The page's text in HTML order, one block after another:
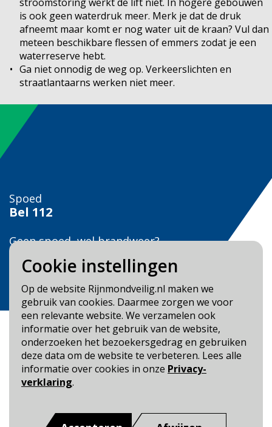
Cookie instellingen
Op de website Rijnmondveilig.nl maken we
gebruik van cookies. Daarmee zorgen we voor
een relevante website. We verzamelen ook
informatie over het gebruik van de website,
onderzoeken het bezoekersgedrag en gebruiken
deze data om de website te verbeteren. Lees alle
informatie over cookies in onze Privacy-
verklaring.
is ook geen waterdruk meer. Merk je dat de druk
afneemt maar komt er nog water uit de kraan? Vul dan
meteen beschikbare flessen of emmers zodat je een
waterreserve hebt.
Ga niet onnodig de weg op. Verkeerslichten en
straatlantaarns werken niet meer.
Spoed
Bel 112
Geen spoed, wel brandweer?
Bel
Veilig Leven?
Bel 0900-8387
Blijf op de hoogte
Toegankelijkheid